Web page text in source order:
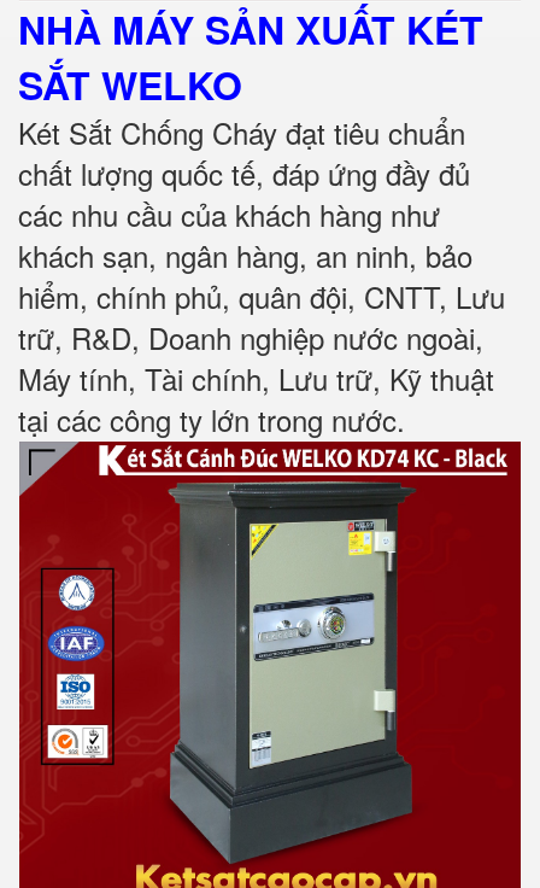
NHÀ MÁY SẢN XUẤT KÉT
SẮTWELKO
Két Sắt Chống Cháy đạt tiêu chuẩn
chất lượng quốc tế, đáp ứng đầy đủ
các nhu cầu của khách hàng như
khách sạn, ngân hàng, an ninh, bảo
hiểm, chính phủ, quân đội, CNTT, Lưu
trữ, R&D, Doanh nghiệp nước ngoài,
Máy tính, Tài chính, Lưu trữ, Kỹ thuật
tại các công ty lớn trong nước.